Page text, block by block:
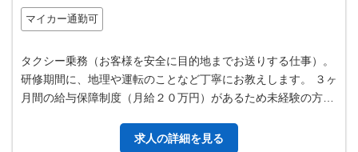
マイカー通勤可
タクシー乗務（お客様を安全に目的地までお送りする仕事）。
研修期間に、地理や運転のことなど丁寧にお教えします。 ３ヶ
月間の給与保障制度（月給２０万円）があるため未経験の方も
求人の詳細を見る